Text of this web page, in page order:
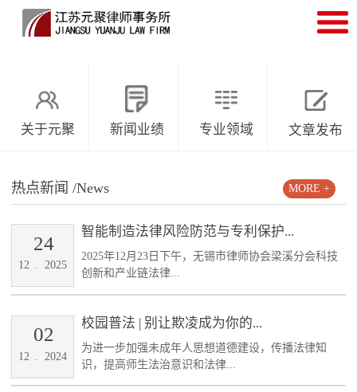
关于元聚 新闻业绩 专业领域 文章发布
热点新闻 /News
智能制造法律风险防范与专利保护...
2025年12月23日下午，无锡市律师协会梁溪分会科技
创新和产业链法律...
12 . 2025
24
校园普法 | 别让欺凌成为你的...
为进一步加强未成年人思想道德建设，传播法律知
识，提高师生法治意识和法律...
12 2024
02
MORE +